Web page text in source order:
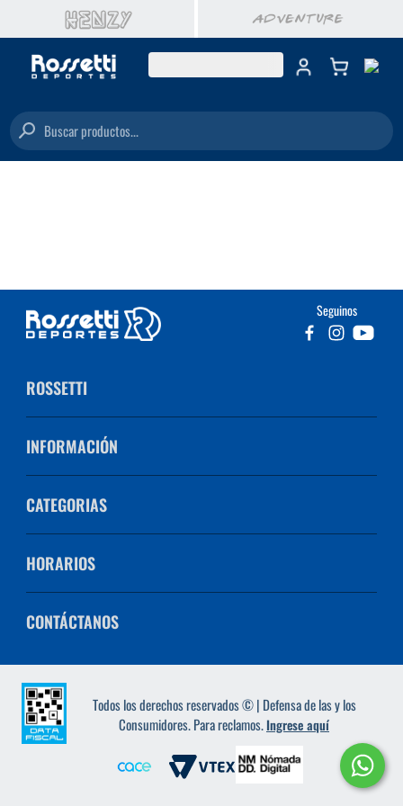
Buscar productos...
Seguinos
ROSSETTI
INFORMACIÓN
CATEGORIAS
HORARIOS
CONTÁCTANOS
Todos los derechos reservados © | Defensa de las y los
Consumidores. Para reclamos.Ingrese aquí